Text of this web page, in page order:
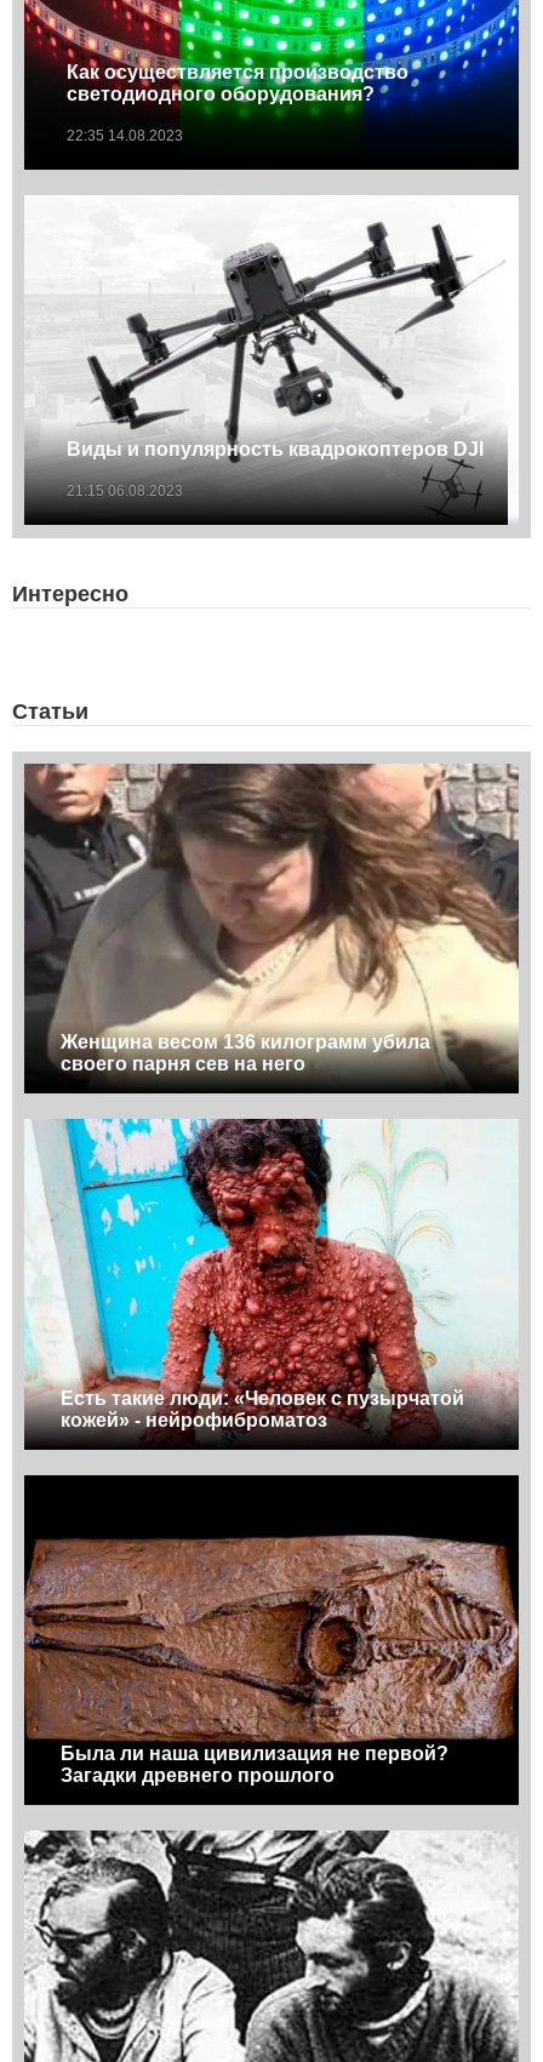
Как осуществляется производство
светодиодного оборудования?
22:35 14.08.2023
Виды и популярность квадрокоптеров DJI
21:15 06.08.2023
Интересно
Статьи
Женщина весом 136 килограмм убила
своего парня сев на него
Есть такие люди: «Человек с пузырчатой
кожей» - нейрофиброматоз
Была ли наша цивилизация не первой?
Загадки древнего прошлого